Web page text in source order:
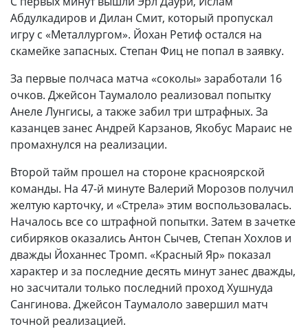
Абдулкадиров и Дилан Смит, который пропускал
игру с «Металлургом». Йохан Ретиф остался на
скамейке запасных. Степан Фиц не попал в заявку.
За первые полчаса матча «соколы» заработали 16
очков. Джейсон Таумалоло реализовал попытку
Анеле Лунгисы, а также забил три штрафных. За
казанцев занес Андрей Карзанов, Якобус Мараис не
промахнулся на реализации.
Второй тайм прошел на стороне красноярской
команды. На 47-й минуте Валерий Морозов получил
желтую карточку, и «Стрела» этим воспользовалась.
Началось все со штрафной попытки. Затем в зачетке
сибиряков оказались Антон Сычев, Степан Хохлов и
дважды Йоханнес Тромп. «Красный Яр» показал
характер и за последние десять минут занес дважды,
но засчитали только последний проход Хушнуда
Сангинова. Джейсон Таумалоло завершил матч
точной реализацией.